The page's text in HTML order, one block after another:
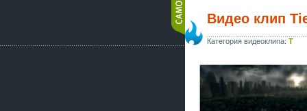
Видео клип
Категория видеоклипа: T